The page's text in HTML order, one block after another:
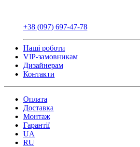
+38 (097) 697-47-78
Наші роботи
VIP-замовникам
Дизайнерам
Контакти
Оплата
Доставка
Монтаж
Гарантії
UA
RU